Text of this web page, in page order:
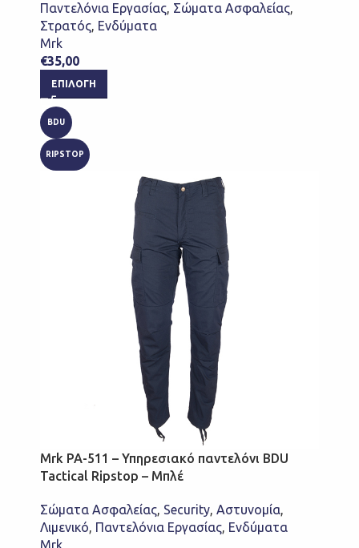
Παντελόνια Εργασίας, Σώματα Ασφαλείας,
Στρατός, Ενδύματα
Mrk
€35,00
ΕΠΙΛΟΓΉ
BDU
RIPSTOP
Mrk PA-511 – Υπηρεσιακό παντελόνι BDU
Tactical Ripstop – Μπλέ
Σώματα Ασφαλείας, Security, Αστυνομία,
Λιμενικό, Παντελόνια Εργασίας, Ενδύματα
Mrk